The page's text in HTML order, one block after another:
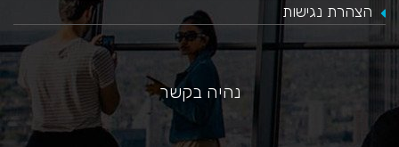
הצהרת נגישות
נהיה בקשר